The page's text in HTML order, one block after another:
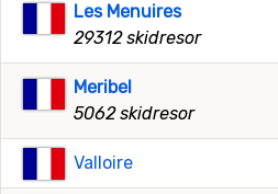
Les Menuires
29312 skidresor
Meribel
5062 skidresor
Valloire